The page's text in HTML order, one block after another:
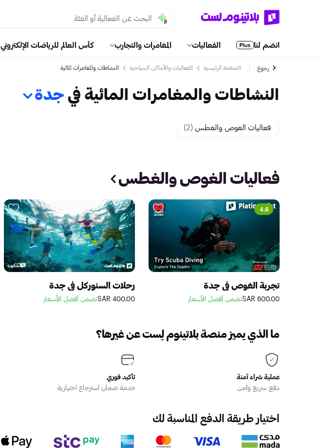
انضم لنا الفعاليات المغامرات والتجارب كأس العالم للرياضات الإلكتروني
رجوع الصفحة الرئيسية الفعاليات والأماكن السياحية النشاطات والمغامرات المائية
النشاطات والمغامرات المائية في جدة
فعاليات الغوص والغطس (2)
فعاليات الغوص والغطس
4.6
تجربة الغوص في جدة
600.00 SAR نضمن أفضل الأسعار
رحلات السنوركل في جدة
400.00 SAR نضمن أفضل الأسعار
ما الذي يميز منصة بلاتينوم لِست عن غيرها؟
عملية شراء آمنة
دفع سريع وآمن
تأكيد فوري
خدمة ضمان استرجاع اختيارية
اختيار طريقة الدفع المناسبة لك